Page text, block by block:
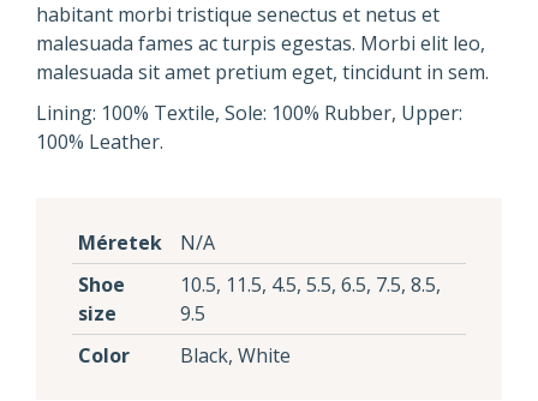
habitant morbi tristique senectus et netus et
malesuada fames ac turpis egestas. Morbi elit leo,
malesuada sit amet pretium eget, tincidunt in sem.
Lining: 100% Textile, Sole: 100% Rubber, Upper:
100% Leather.
Méretek
N/A
Shoe
size
10.5, 11.5, 4.5, 5.5, 6.5, 7.5, 8.5,
9.5
Color
Black, White